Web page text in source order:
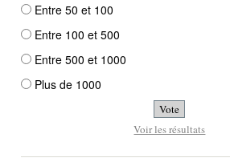
Entre 50 et 100
Entre 100 et 500
Entre 500 et 1000
Plus de 1000
Voir les résultats